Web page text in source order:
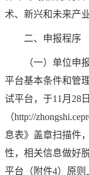
术、新兴和未来产
二、申报程序
（一）单位申
平台基本条件和管
试平台，于11月28
（http://
息表》盖章扫描件
性，相关信息做好
平台（附件4）原则